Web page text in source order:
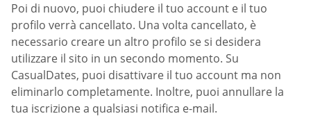
Poi di nuovo, puoi chiudere il tuo account e il tuo
profilo verrà cancellato. Una volta cancellato, è
necessario creare un altro profilo se si desidera
utilizzare il sito in un secondo momento. Su
СasualDates, puoi disattivare il tuo account ma non
eliminarlo completamente. Inoltre, puoi annullare la
tua iscrizione a qualsiasi notifica e-mail.